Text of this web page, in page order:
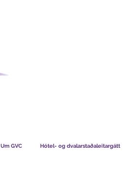
Um GVC Hótel- og dvalarstaðaleitargátt